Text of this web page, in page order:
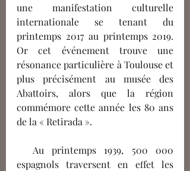
une manifestation culturelle
internationale se tenant du
printemps 2017 au printemps 2019.
Or cet événement trouve une
résonance particulière à Toulouse et
plus précisément au musée des
Abattoirs, alors que la région
commémore cette année les 80 ans
de la « Retirada ».
espagnols traversent en effet les